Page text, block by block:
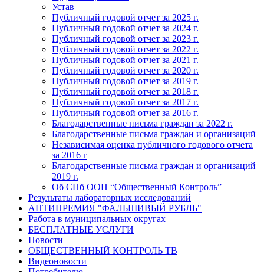
Устав
Публичный годовой отчет за 2025 г.
Публичный годовой отчет за 2024 г.
Публичный годовой отчет за 2023 г.
Публичный годовой отчет за 2022 г.
Публичный годовой отчет за 2021 г.
Публичный годовой отчет за 2020 г.
Публичный годовой отчет за 2019 г.
Публичный годовой отчет за 2018 г.
Публичный годовой отчет за 2017 г.
Публичный годовой отчет за 2016 г.
Благодарственные письма граждан за 2022 г.
Благодарственные письма граждан и организаций
Независимая оценка публичного годового отчета
за 2016 г
Благодарственные письма граждан и организаций
2019 г.
Об СПб ООП “Общественный Контроль”
Результаты лабораторных исследований
АНТИПРЕМИЯ "ФАЛЬШИВЫЙ РУБЛЬ"
Работа в муниципальных округах
БЕСПЛАТНЫЕ УСЛУГИ
Новости
ОБЩЕСТВЕННЫЙ КОНТРОЛЬ ТВ
Видеоновости